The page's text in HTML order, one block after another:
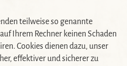
teilweise so genannte
Ihrem Rechner keinen Schaden
Cookies dienen dazu, unser
effektiver und sicherer zu